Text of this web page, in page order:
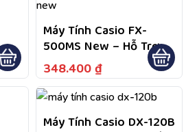
Máy Tính Casio FX-
500MS New – Hỗ Trợ
244 Tính Năng Tính
Toán Phục Vụ Học Tập,
Bảo Hành Theo Chính
Sách Hãng
348.400 ₫
Máy Tính Casio DX-120B